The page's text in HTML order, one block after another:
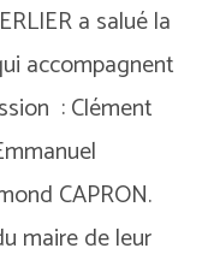
a salué la
accompagnent
: Clément
CAPRON.
maire de leur